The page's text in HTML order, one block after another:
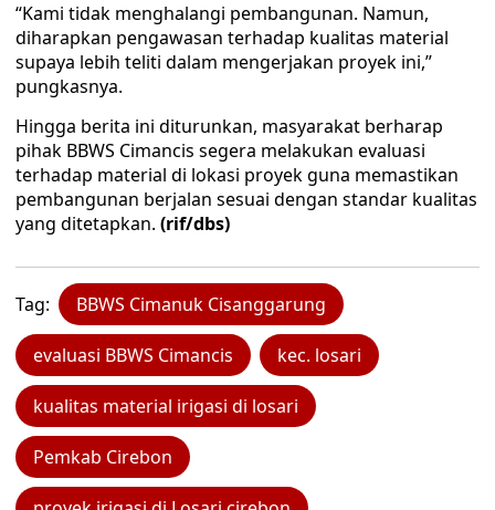
“Kami tidak menghalangi pembangunan. Namun,
diharapkan pengawasan terhadap kualitas material
supaya lebih teliti dalam mengerjakan proyek ini,”
pungkasnya.
Hingga berita ini diturunkan, masyarakat berharap
pihak BBWS Cimancis segera melakukan evaluasi
terhadap material di lokasi proyek guna memastikan
pembangunan berjalan sesuai dengan standar kualitas
yang ditetapkan. (rif/dbs)
Tag: BBWS Cimanuk Cisanggarung
evaluasi BBWS Cimancis kec. losari
kualitas material irigasi di losari
Pemkab Cirebon